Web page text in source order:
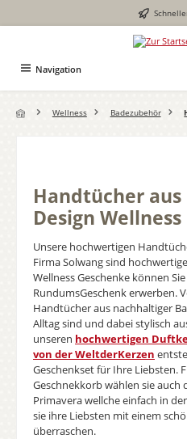
Navigation
Wellness Badezubehör
Handtücher
Design
Unsere hochwertigen
Firma Solwang sind
Wellness Geschenke können
RundumsGeschenk erwerben.
Handtücher aus nachhaltiger
Alltag sind und dabei stylisch
unseren hochwertigen
von der WeltderKerzen
Geschenkset für Ihre Liebsten.
Geschnekkorb wählen sie auch
Primavera wellche einfach in
sie ihre Liebsten mit einem
überraschen.